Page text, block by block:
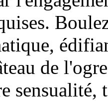
de
sensualité,